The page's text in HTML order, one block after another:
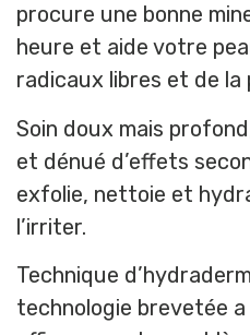
procure une bonne
heure et aide votre
radicaux libres et de la
Soin doux mais
et dénué d’effets
exfolie, nettoie et
l’irriter.
Technique
technologie brevetée